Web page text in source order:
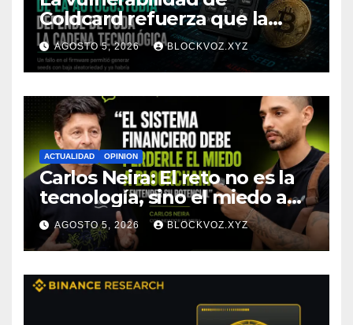
Coldcard refuerza que la
seguridad de la autocustodia
depende de toda la cadena
tecnológica, afirma CoinEx
Research
AGOSTO 5, 2026 BLOCKVOZ.XYZ
ACTUALIDAD OPINION
Carlos Neira: El reto no es la
tecnología, sino el miedo a
entenderla
AGOSTO 5, 2026 BLOCKVOZ.XYZ